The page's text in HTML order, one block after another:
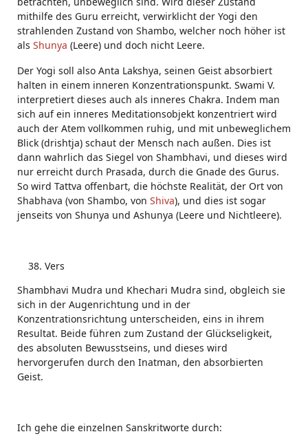
mithilfe des Guru erreicht, verwirklicht der Yogi den
strahlenden Zustand von Shambo, welcher noch höher ist
als Shunya (Leere) und doch nicht Leere.
Der Yogi soll also Anta Lakshya, seinen Geist absorbiert
halten in einem inneren Konzentrationspunkt. Swami V.
interpretiert dieses auch als inneres Chakra. Indem man
sich auf ein inneres Meditationsobjekt konzentriert wird
auch der Atem vollkommen ruhig, und mit unbeweglichem
Blick (drishtja) schaut der Mensch nach außen. Dies ist
dann wahrlich das Siegel von Shambhavi, und dieses wird
nur erreicht durch Prasada, durch die Gnade des Gurus.
So wird Tattva offenbart, die höchste Realität, der Ort von
Shabhava (von Shambo, von Shiva), und dies ist sogar
jenseits von Shunya und Ashunya (Leere und Nichtleere).
Vers
Shambhavi Mudra und Khechari Mudra sind, obgleich sie
sich in der Augenrichtung und in der
Konzentrationsrichtung unterscheiden, eins in ihrem
Resultat. Beide führen zum Zustand der Glückseligkeit,
des absoluten Bewusstseins, und dieses wird
hervorgerufen durch den Inatman, den absorbierten
Geist.
Ich gehe die einzelnen Sanskritworte durch: